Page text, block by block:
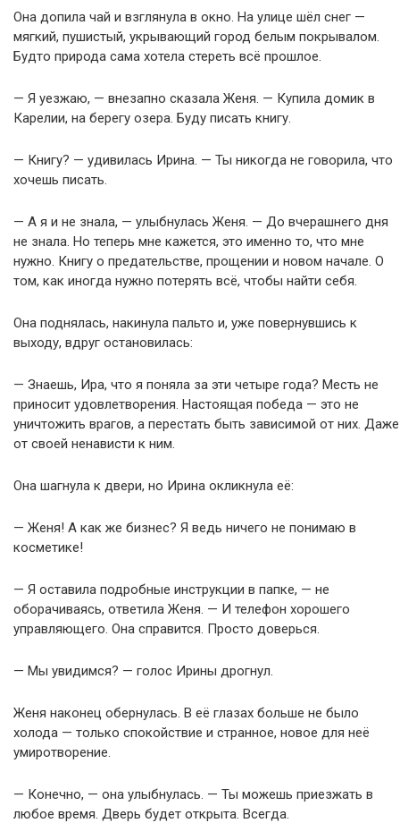
Она допила чай и взглянула в окно. На улице шёл снег —
мягкий, пушистый, укрывающий город белым покрывалом.
Будто природа сама хотела стереть всё прошлое.
— Я уезжаю, — внезапно сказала Женя. — Купила домик в
Карелии, на берегу озера. Буду писать книгу.
— Книгу? — удивилась Ирина. — Ты никогда не говорила, что
хочешь писать.
— А я и не знала, — улыбнулась Женя. — До вчерашнего дня
не знала. Но теперь мне кажется, это именно то, что мне
нужно. Книгу о предательстве, прощении и новом начале. О
том, как иногда нужно потерять всё, чтобы найти себя.
Она поднялась, накинула пальто и, уже повернувшись к
выходу, вдруг остановилась:
— Знаешь, Ира, что я поняла за эти четыре года? Месть не
приносит удовлетворения. Настоящая победа — это не
уничтожить врагов, а перестать быть зависимой от них. Даже
от своей ненависти к ним.
Она шагнула к двери, но Ирина окликнула её:
— Женя! А как же бизнес? Я ведь ничего не понимаю в
косметике!
— Я оставила подробные инструкции в папке, — не
оборачиваясь, ответила Женя. — И телефон хорошего
управляющего. Она справится. Просто доверься.
— Мы увидимся? — голос Ирины дрогнул.
Женя наконец обернулась. В её глазах больше не было
холода — только спокойствие и странное, новое для неё
умиротворение.
— Конечно, — она улыбнулась. — Ты можешь приезжать в
любое время. Дверь будет открыта. Всегда.